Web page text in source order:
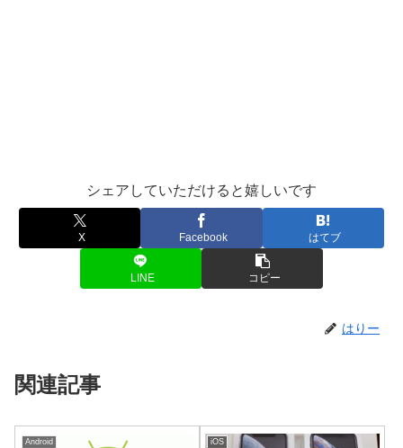
シェアしていただけると嬉しいです
X Facebook はてブ
LINE コピー
はりー
関連記事
Android iOS